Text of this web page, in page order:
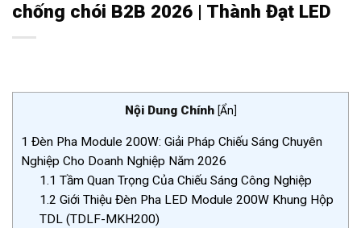
chống chói B2B 2026 | Thành Đạt LED
Nội Dung Chính [Ẩn]
1 Đèn Pha Module 200W: Giải Pháp Chiếu Sáng Chuyên
Nghiệp Cho Doanh Nghiệp Năm 2026
1.1 Tầm Quan Trọng Của Chiếu Sáng Công Nghiệp
1.2 Giới Thiệu Đèn Pha LED Module 200W Khung Hộp
TDL (TDLF-MKH200)